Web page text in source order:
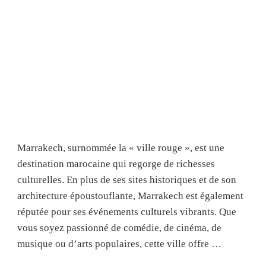
Marrakech, surnommée la « ville rouge », est une
destination marocaine qui regorge de richesses
culturelles. En plus de ses sites historiques et de son
architecture époustouflante, Marrakech est également
réputée pour ses événements culturels vibrants. Que
vous soyez passionné de comédie, de cinéma, de
musique ou d’arts populaires, cette ville offre …